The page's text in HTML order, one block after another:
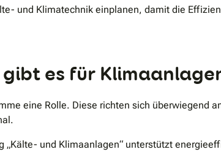
und Klimatechnik einplanen, damit die
es für
eine Rolle. Diese richten sich überwiegend
„Kälte- und Klimaanlagen“ unterstützt